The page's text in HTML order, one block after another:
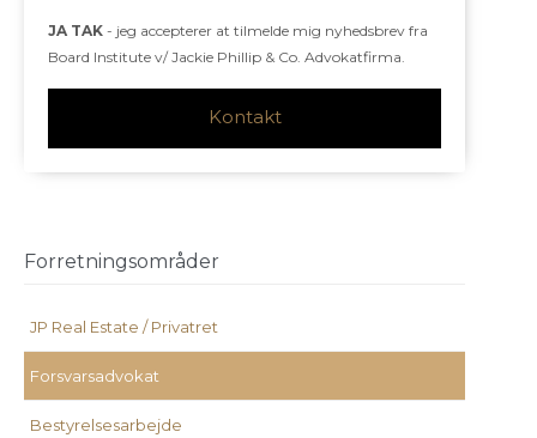
JA TAK - jeg accepterer at tilmelde mig nyhedsbrev fra
Board Institute v/ Jackie Phillip & Co. Advokatfirma.
Kontakt
Forretningsområder
JP Real Estate / Privatret
Forsvarsadvokat
Bestyrelsesarbejde